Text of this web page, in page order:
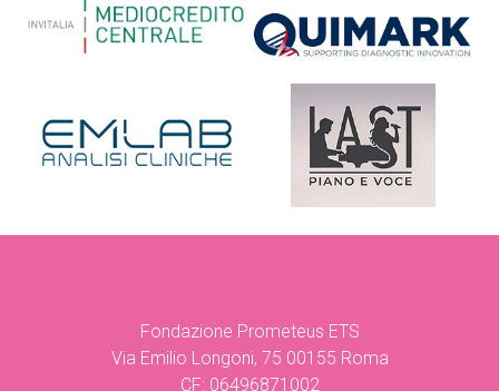
Fondazione Prometeus ETS
Via Emilio Longoni, 75 00155 Roma
CF: 06496871002